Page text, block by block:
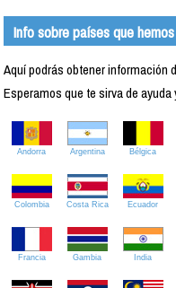
Info sobre países que
Aquí podrás obtener información
Esperamos que te sirva de
Andorra Argentina Bélgica
Colombia Costa Rica Ecuador
Francia Gambia India